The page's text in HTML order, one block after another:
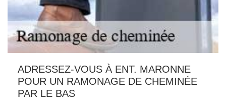
ADRESSEZ-VOUS À ENT. MARONNE
POUR UN RAMONAGE DE CHEMINÉE
PAR LE BAS